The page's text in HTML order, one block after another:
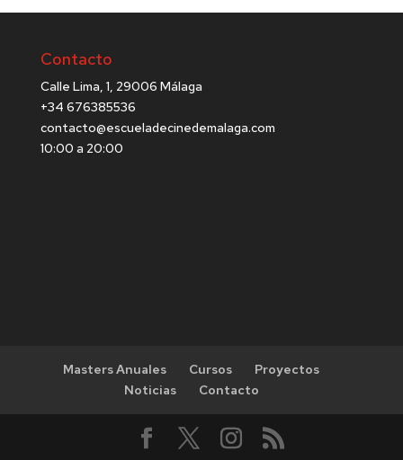
Contacto
Calle Lima, 1, 29006 Málaga
+34 676385536
contacto@escueladecinedemalaga.com
10:00 a 20:00
Masters Anuales Cursos
Proyectos
Noticias
Contacto